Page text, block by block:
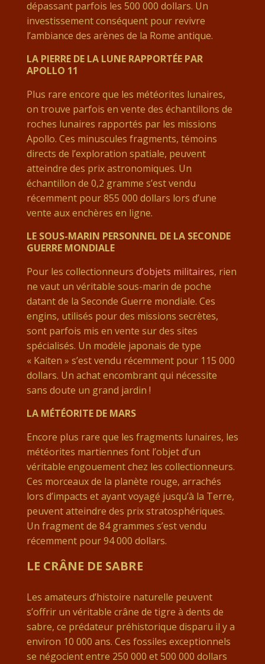
dépassant parfois les 500 000 dollars. Un
investissement conséquent pour revivre
l’ambiance des arènes de la Rome antique.
LA PIERRE DE LA LUNE RAPPORTÉE PAR
APOLLO 11
Plus rare encore que les météorites lunaires,
on trouve parfois en vente des échantillons de
roches lunaires rapportés par les missions
Apollo. Ces minuscules fragments, témoins
directs de l’exploration spatiale, peuvent
atteindre des prix astronomiques. Un
échantillon de 0,2 gramme s’est vendu
récemment pour 855 000 dollars lors d’une
vente aux enchères en ligne.
LE SOUS-MARIN PERSONNEL DE LA SECONDE
GUERRE MONDIALE
Pour les collectionneurs d’objets militaires, rien
ne vaut un véritable sous-marin de poche
datant de la Seconde Guerre mondiale. Ces
engins, utilisés pour des missions secrètes,
sont parfois mis en vente sur des sites
spécialisés. Un modèle japonais de type
« Kaiten » s’est vendu récemment pour 115 000
dollars. Un achat encombrant qui nécessite
sans doute un grand jardin !
LA MÉTÉORITE DE MARS
Encore plus rare que les fragments lunaires, les
météorites martiennes font l’objet d’un
véritable engouement chez les collectionneurs.
Ces morceaux de la planète rouge, arrachés
lors d’impacts et ayant voyagé jusqu’à la Terre,
peuvent atteindre des prix stratosphériques.
Un fragment de 84 grammes s’est vendu
récemment pour 94 000 dollars.
LE CRÂNE DE SABRE
Les amateurs d’histoire naturelle peuvent
s’offrir un véritable crâne de tigre à dents de
sabre, ce prédateur préhistorique disparu il y a
environ 10 000 ans. Ces fossiles exceptionnels
se négocient entre 250 000 et 500 000 dollars